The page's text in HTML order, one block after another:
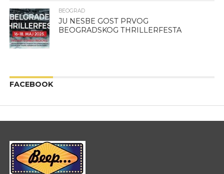
BEOGRAD
JU NESBE GOST PRVOG
BEOGRADSKOG THRILLERFESTA
FACEBOOK